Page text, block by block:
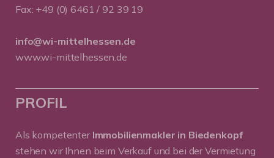
Fax: +49 (0) 6461 / 92 39 19
info@wi-mittelhessen.de
www.wi-mittelhessen.de
PROFIL
Als kompetenter Immobilienmakler in Biedenkopf
stehen wir Ihnen beim Verkauf und bei der Vermietung